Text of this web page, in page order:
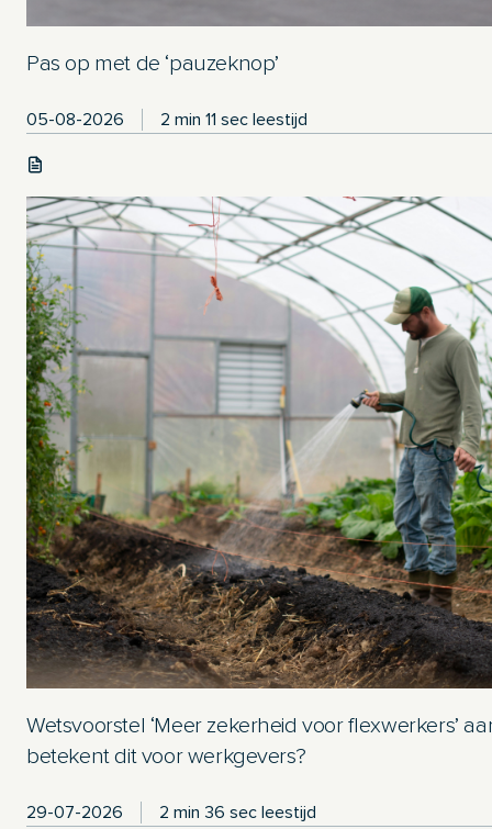
Pas op met de ‘pauzeknop’
05-08-2026 2 min 11 sec leestijd
Wetsvoorstel ‘Meer zekerheid voor flexwerkers’
betekent dit voor werkgevers?
29-07-2026 2 min 36 sec leestijd